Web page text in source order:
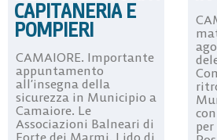
CAPITANERIA E
POMPIERI
CAMAIORE. Importante
appuntamento
all’insegna della
sicurezza in Municipio a
Camaiore. Le
Associazioni Balneari di
Forte dei Marmi, Lido di